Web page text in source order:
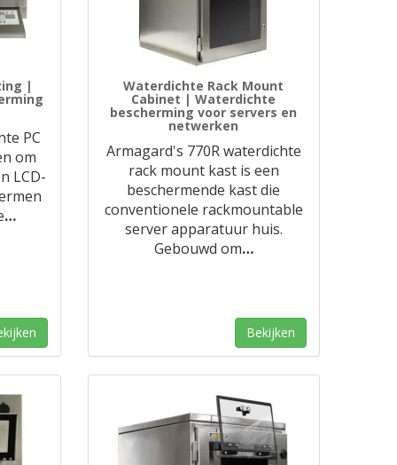
|
PC
om
LCD-
…
Waterdichte Rack Mount
Cabinet | Waterdichte
bescherming voor servers en
netwerken
Armagard's 770R waterdichte
rack mount kast is een
beschermende kast die
conventionele rackmountable
server apparatuur huis.
Gebouwd om…
Bekijken